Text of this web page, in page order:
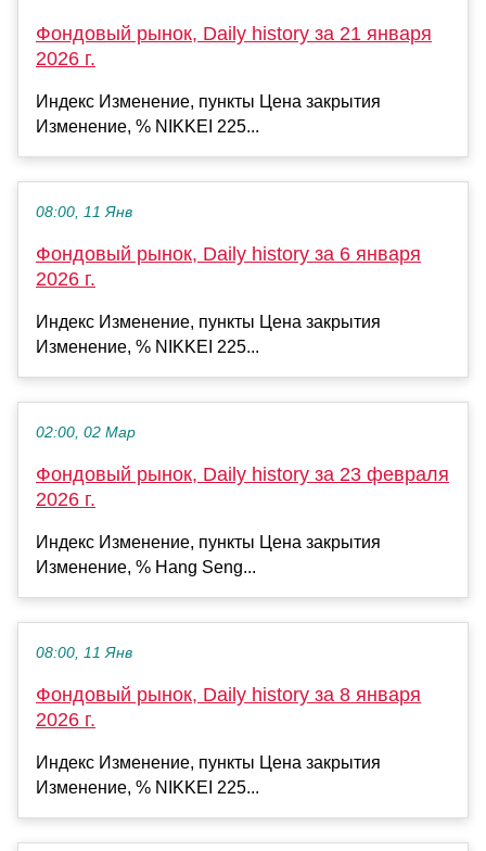
Фондовый рынок, Daily history за 21 января
2026 г.
Индекс Изменение, пункты Цена закрытия
Изменение, % NIKKEI 225...
08:00, 11 Янв
Фондовый рынок, Daily history за 6 января
2026 г.
Индекс Изменение, пункты Цена закрытия
Изменение, % NIKKEI 225...
02:00, 02 Мар
Фондовый рынок, Daily history за 23 февраля
2026 г.
Индекс Изменение, пункты Цена закрытия
Изменение, % Hang Seng...
08:00, 11 Янв
Фондовый рынок, Daily history за 8 января
2026 г.
Индекс Изменение, пункты Цена закрытия
Изменение, % NIKKEI 225...